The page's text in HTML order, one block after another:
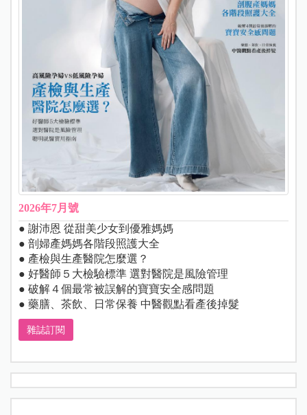
2026年7月號
● 謝沛恩 從甜美少女到優雅媽媽
● 剖婦產媽媽各階段照護大全
● 產檢與生產醫院怎麼選？
● 好醫師５大檢驗標準 選對醫院是風險管理
● 破解４個最常被誤解的寶寶安全感問題
● 藥膳、茶飲、日常保養 中醫觀點看產後掉髮
雜誌訂閱